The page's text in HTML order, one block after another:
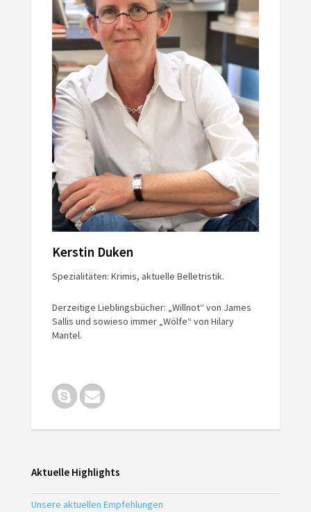
Kerstin Duken
Spezialitäten: Krimis, aktuelle Belletristik.
Derzeitige Lieblingsbücher: „Willnot“ von James
Sallis und sowieso immer „Wölfe“ von Hilary
Mantel.
Aktuelle Highlights
Unsere aktuellen Empfehlungen